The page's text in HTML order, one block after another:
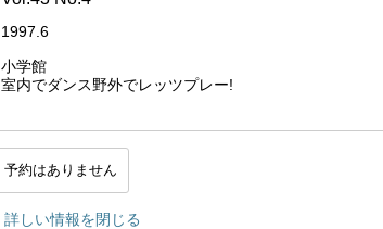
1997.6
小学館
室内でダンス野外でレッツプレー!
予約はありません
詳しい情報を閉じる